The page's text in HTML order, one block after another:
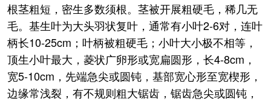
根茎粗短，密生多数须根。茎被开展粗硬毛，稀几无
毛。基生叶为大头羽状复叶，通常有小叶2-6对，连叶
柄长10-25cm；叶柄被粗硬毛；小叶大小极不相等，
顶生小叶最大，菱状广卵形或宽扁圆形，长4-8cm，
宽5-10cm，先端急尖或圆钝，基部宽心形至宽楔形，
边缘常浅裂，有不规则粗大锯齿，锯齿急尖或圆钝，